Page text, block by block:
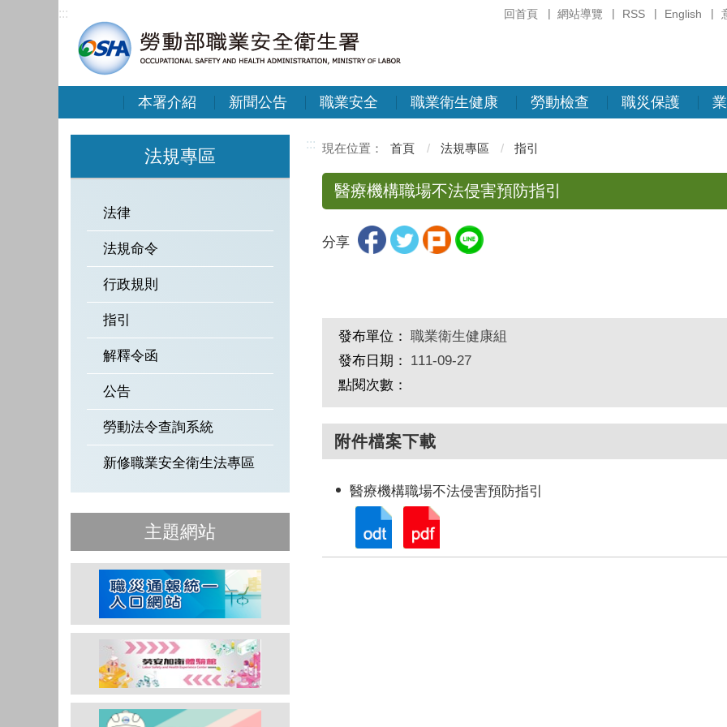
回首頁 網站導覽 RSS English
:::
本署介紹 新聞公告 職業安全 職業衛生健康 勞動檢查 職災保護
法規專區
法律
法規命令
行政規則
指引
解釋令函
公告
勞動法令查詢系統
新修職業安全衛生法專區
主題網站
::: 首頁 法規專區 指引
醫療機構職場不法侵害預防指引
分享
發布單位： 職業衛生健康組
發布日期：
111-09-27
點閱次數：
附件檔案下載
醫療機構職場不法侵害預防指引